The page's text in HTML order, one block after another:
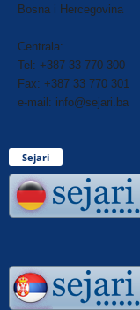
Bosna i Hercegovina
Centrala:
Tel: +387 33 770 300
Fax: +387 33 770 301
e-mail: info@sejari.ba
Sejari